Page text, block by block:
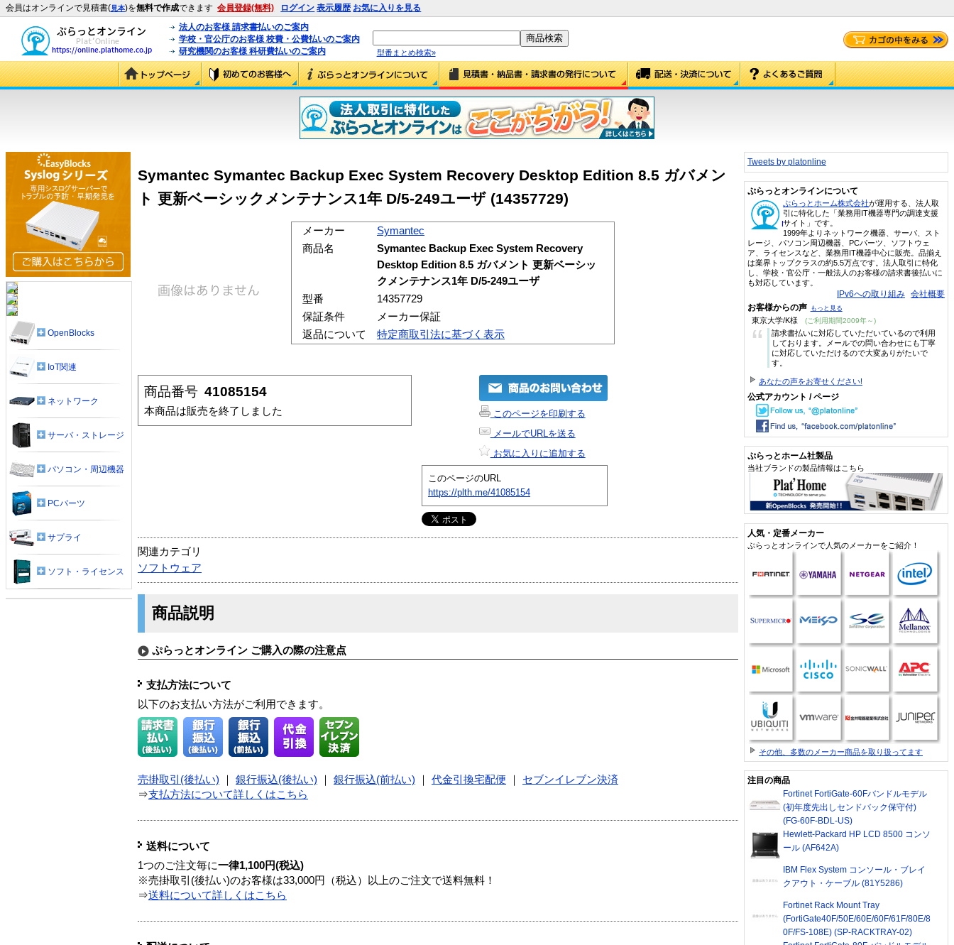
会員はオンラインで見積書(見本)を無料で作成できます 会員登録(無料) ログイン 表示履歴 お気に入りを見る
法人のお客様 請求書払いのご案内
学校・官公庁のお客様 校費・公費払いのご案内
研究機関のお客様 科研費払いのご案内
型番まとめ検索»
Symantec Symantec Backup Exec System Recovery Desktop Edition 8.5 ガバメン
ト 更新ベーシックメンテナンス1年 D/5-249ユーザ (14357729)
メーカー
Symantec
商品名
Symantec Backup Exec System Recovery
Desktop Edition 8.5 ガバメント 更新ベーシッ
クメンテナンス1年 D/5-249ユーザ
型番
14357729
保証条件
メーカー保証
返品について
特定商取引法に基づく表示
商品番号 41085154
本商品は販売を終了しました
このページを印刷する
メールでURLを送る
お気に入りに追加する
このページのURL
https://plth.me/41085154
関連カテゴリ
ソフトウェア
商品説明
ぷらっとオンライン ご購入の際の注意点
支払方法について
以下のお支払い方法がご利用できます。
売掛取引(後払い) 銀行振込(後払い) 銀行振込(前払い) 代金引換宅配便
セブンイレブン決済
⇒支払方法について詳しくはこちら
送料について
1つのご注文毎に一律1,100円(税込)
※売掛取引(後払い)のお客様は33,000円（税込）以上のご注文で送料無料！
⇒送料について詳しくはこちら
OpenBlocks
IoT関連
ネットワーク
サーバ・ストレージ
パソコン・周辺機器
PCパーツ
サプライ
ソフト・ライセンス
Tweets by platonline
ぷらっとオンラインについて
ぷらっとホーム株式会社が運用する、法人取
引に特化した「業務用IT機器専門の調達支援
サイト」です。
1999年よりネットワーク機器、サーバ、スト
レージ、パソコン周辺機器、PCパーツ、ソフトウェ
ア、ライセンスなど、業務用IT機器中心に販売。品揃え
は業界トップクラスの約5.5万点です。法人取引に特化
し、学校・官公庁・一般法人のお客様の請求書後払いに
も対応しています。
IPv6への取り組み 会社概要
お客様からの声 もっと見る
東京大学/K様 (ご利用期間2009年～)
“
請求書払いに対応していただいているので利用
しております。メールでの問い合わせにも丁寧
に対応していただけるので大変ありがたいで
す。
あなたの声をお寄せください!
公式アカウント / ページ
ぷらっとホーム社製品
当社ブランドの製品情報はこちら
人気・定番メーカー
ぷらっとオンラインで人気のメーカーをご紹介！
その他、多数のメーカー商品を取り扱ってます
注目の商品
Fortinet FortiGate-60Fバンドルモデル
(初年度先出しセンドバック保守付)
(FG-60F-BDL-US)
Hewlett-Packard HP LCD 8500 コンソ
ール (AF642A)
IBM Flex System コンソール・ブレイ
クアウト・ケーブル (81Y5286)
Fortinet Rack Mount Tray
(FortiGate40F/50E/60E/60F/61F/80E/8
0F/FS-108E) (SP-RACKTRAY-02)